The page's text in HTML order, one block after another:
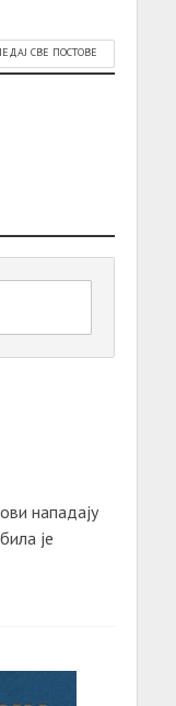
СВЕ ПОСТОВЕ
нападају
је